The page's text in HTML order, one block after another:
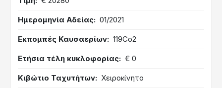
Ημερομηνία Αδείας 01/2021
Εκπομπές Καυσαερίων 119Co2
Ετήσια τέλη κυκλοφορίας € 0
Κιβώτιο Ταχυτήτων Χειροκίνητο